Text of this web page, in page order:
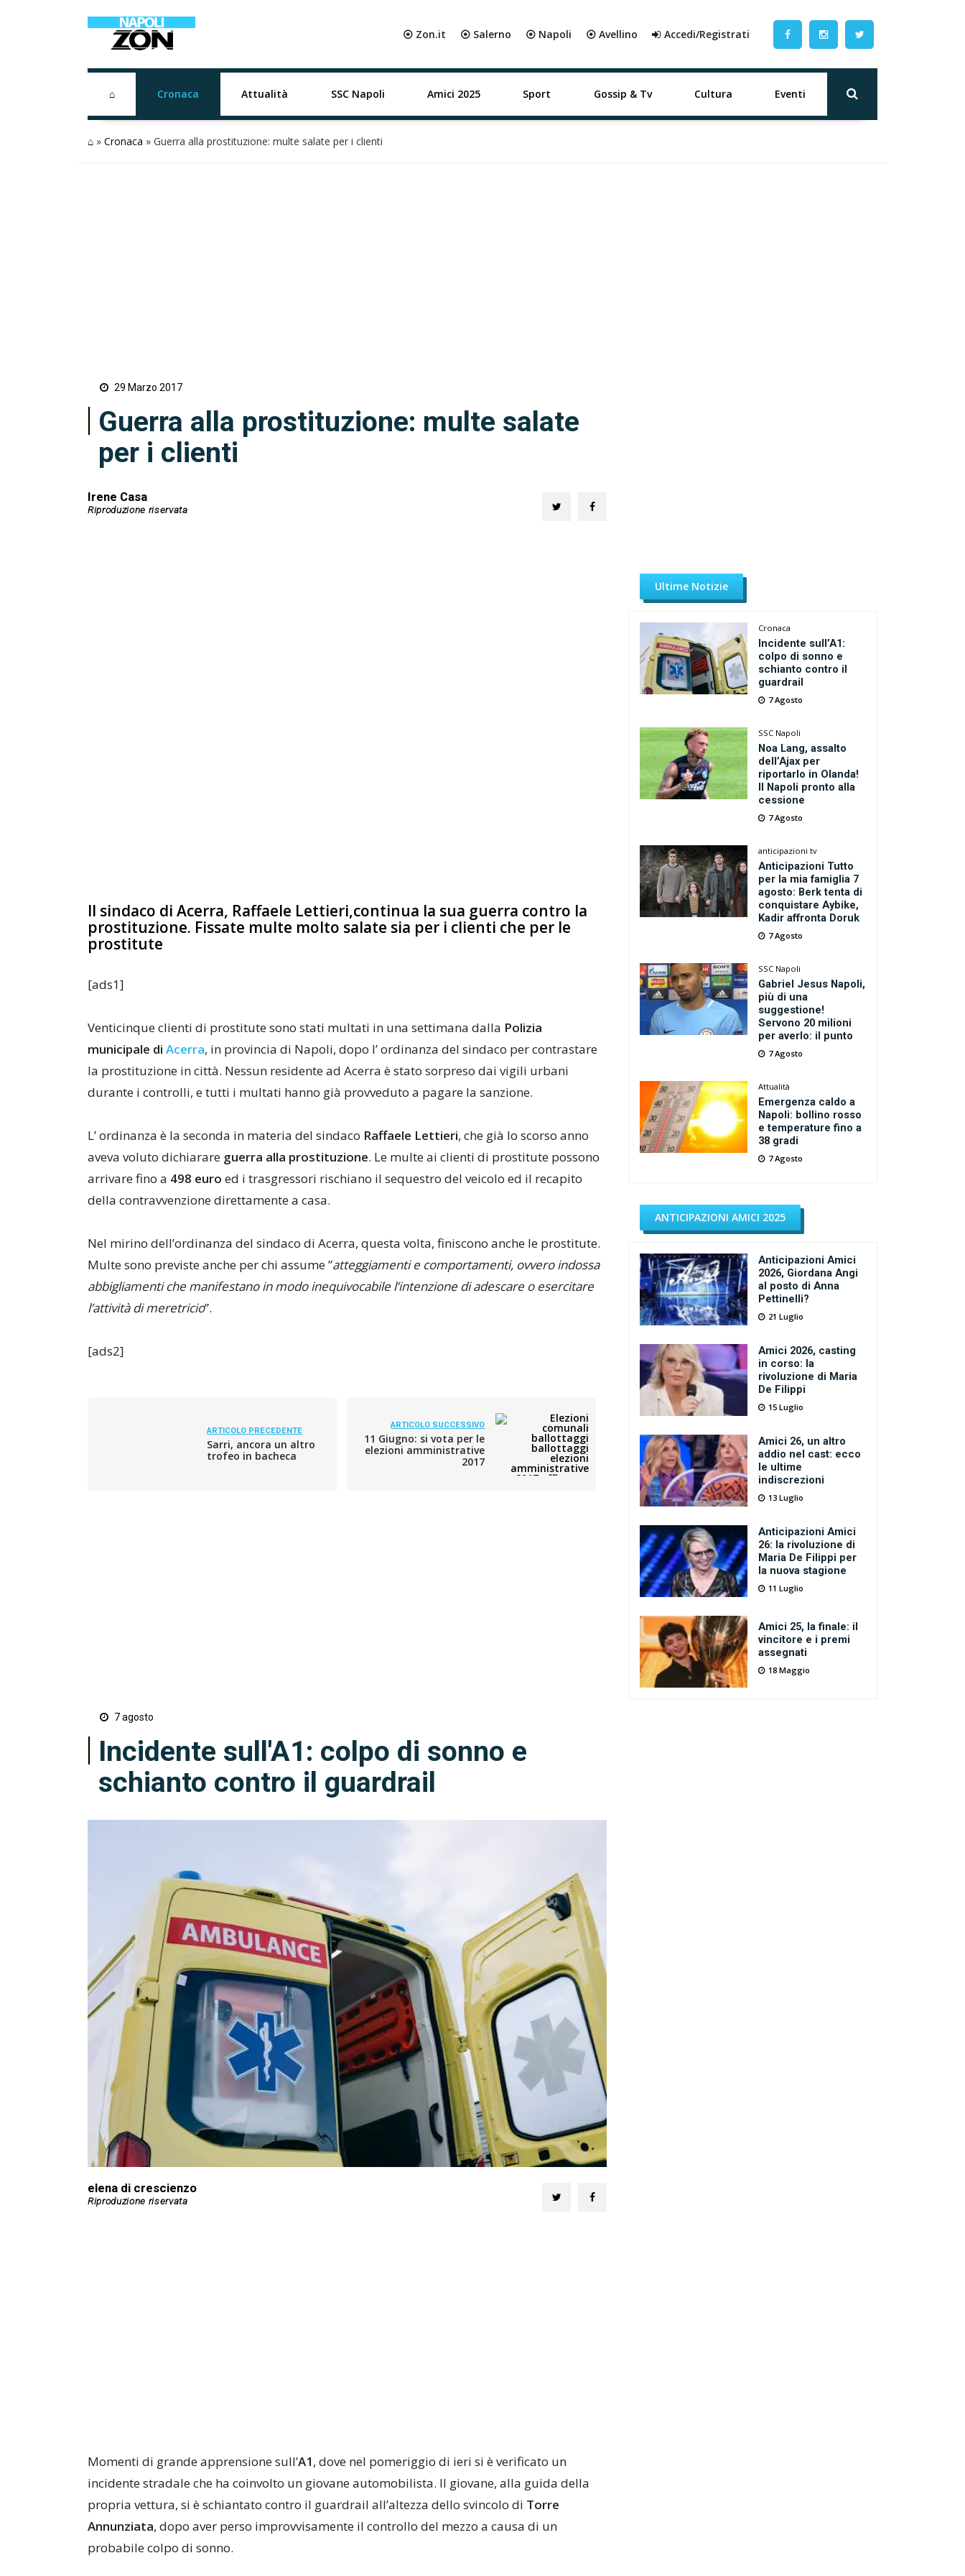
⦿ Zon.it ⦿ Salerno ⦿ Napoli ⦿ Avellino Accedi/Registrati
⌂ Cronaca Attualità SSC Napoli Amici 2025 Sport Gossip & Tv Cultura Eventi
⌂ » Cronaca » Guerra alla prostituzione: multe salate per i clienti
29 Marzo 2017
Guerra alla prostituzione: multe salate
per i clienti
Irene Casa
Il sindaco di Acerra, Raffaele Lettieri,continua la sua guerra contro la
prostituzione. Fissate multe molto salate sia per i clienti che per le
prostitute
[ads1]
Venticinque clienti di prostitute sono stati multati in una settimana dalla Polizia
municipale di Acerra, in provincia di Napoli, dopo l’ ordinanza del sindaco per contrastare
la prostituzione in città. Nessun residente ad Acerra è stato sorpreso dai vigili urbani
durante i controlli, e tutti i multati hanno già provveduto a pagare la sanzione.
L’ ordinanza è la seconda in materia del sindaco Raffaele Lettieri, che già lo scorso anno
aveva voluto dichiarare guerra alla prostituzione. Le multe ai clienti di prostitute possono
arrivare fino a 498 euro ed i trasgressori rischiano il sequestro del veicolo ed il recapito
della contravvenzione direttamente a casa.
Nel mirino dell’ordinanza del sindaco di Acerra, questa volta, finiscono anche le prostitute.
Multe sono previste anche per chi assume ”atteggiamenti e comportamenti, ovvero indossa
abbigliamenti che manifestano in modo inequivocabile l’intenzione di adescare o esercitare
l’attività di meretricio”.
[ads2]
ARTICOLO PRECEDENTE
Sarri, ancora un altro
trofeo in bacheca
ARTICOLO SUCCESSIVO
11 Giugno: si vota per le
elezioni amministrative
2017
7 agosto
Incidente sull'A1: colpo di sonno e
schianto contro il guardrail
elena di crescienzo
Momenti di grande apprensione sull’A1, dove nel pomeriggio di ieri si è verificato un
incidente stradale che ha coinvolto un giovane automobilista. Il giovane, alla guida della
propria vettura, si è schiantato contro il guardrail all’altezza dello svincolo di Torre
Annunziata, dopo aver perso improvvisamente il controllo del mezzo a causa di un
probabile colpo di sonno.
Ultime Notizie
Cronaca
Incidente sull’A1:
colpo di sonno e
schianto contro il
guardrail
7 Agosto
SSC Napoli
Noa Lang, assalto
dell’Ajax per
riportarlo in Olanda!
Il Napoli pronto alla
cessione
7 Agosto
anticipazioni tv
Anticipazioni Tutto
per la mia famiglia 7
agosto: Berk tenta di
conquistare Aybike,
Kadir affronta Doruk
7 Agosto
SSC Napoli
Gabriel Jesus Napoli,
più di una
suggestione!
Servono 20 milioni
per averlo: il punto
7 Agosto
Attualità
Emergenza caldo a
Napoli: bollino rosso
e temperature fino a
38 gradi
7 Agosto
ANTICIPAZIONI AMICI 2025
Anticipazioni Amici
2026, Giordana Angi
al posto di Anna
Pettinelli?
21 Luglio
Amici 2026, casting
in corso: la
rivoluzione di Maria
De Filippi
15 Luglio
Amici 26, un altro
addio nel cast: ecco
le ultime
indiscrezioni
13 Luglio
Anticipazioni Amici
26: la rivoluzione di
Maria De Filippi per
la nuova stagione
11 Luglio
Amici 25, la finale: il
vincitore e i premi
assegnati
18 Maggio